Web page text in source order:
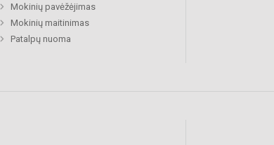
Mokinių pavėžėjimas
Mokinių maitinimas
Patalpų nuoma